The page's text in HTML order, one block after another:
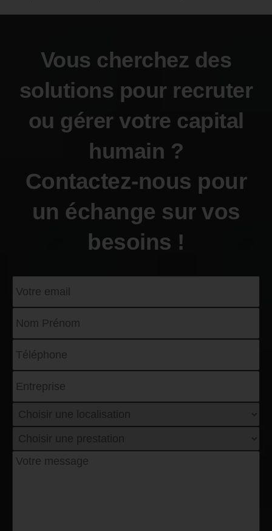
Vous cherchez des
solutions pour recruter
ou gérer votre capital
humain ?
Contactez-nous pour
un échange sur vos
besoins !